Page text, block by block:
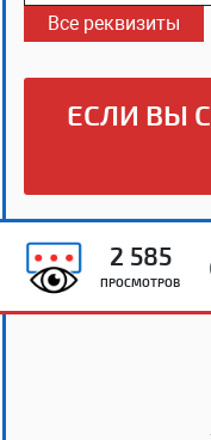
Все реквизиты
ЕСЛИ ВЫ
2 585
ПРОСМОТРОВ